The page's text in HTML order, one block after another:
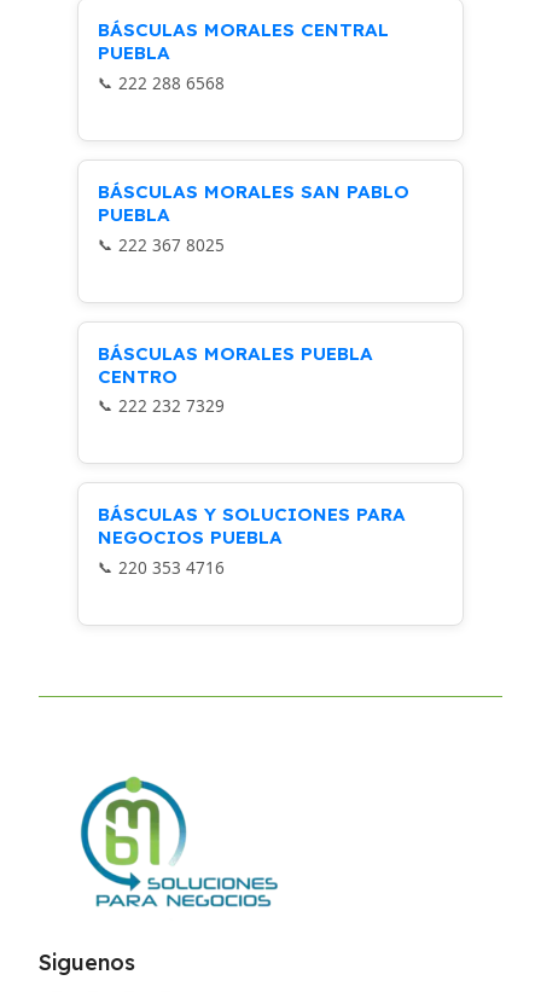
BÁSCULAS MORALES CENTRAL
PUEBLA
222 288 6568
BÁSCULAS MORALES SAN PABLO
PUEBLA
222 367 8025
BÁSCULAS MORALES PUEBLA
CENTRO
222 232 7329
BÁSCULAS Y SOLUCIONES PARA
NEGOCIOS PUEBLA
220 353 4716
Siguenos